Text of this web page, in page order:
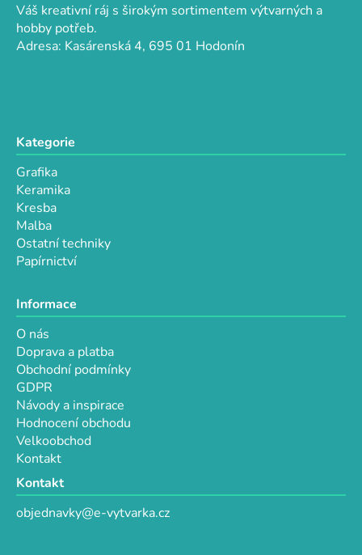
Váš kreativní ráj s širokým sortimentem výtvarných a
hobby potřeb.
Adresa: Kasárenská 4, 695 01 Hodonín
Kategorie
Grafika
Keramika
Kresba
Malba
Ostatní techniky
Papírnictví
Informace
O nás
Doprava a platba
Obchodní podmínky
GDPR
Návody a inspirace
Hodnocení obchodu
Velkoobchod
Kontakt
Kontakt
objednavky@e-vytvarka.cz